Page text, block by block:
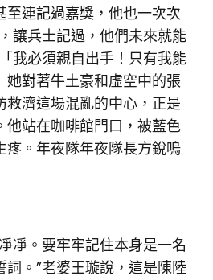
至連記過嘉獎，他也一次次
讓兵士記過，他們未來就能
我必須親自出手！只有我能
她對著牛土豪和虛空中的張
救濟這場混亂的中心，正是
他站在咖啡館門口，被藍色
疼。年夜隊年夜隊長方銳嗚
凈。要牢牢記住本身是一名
詞。”老婆王璇說，這是陳陸